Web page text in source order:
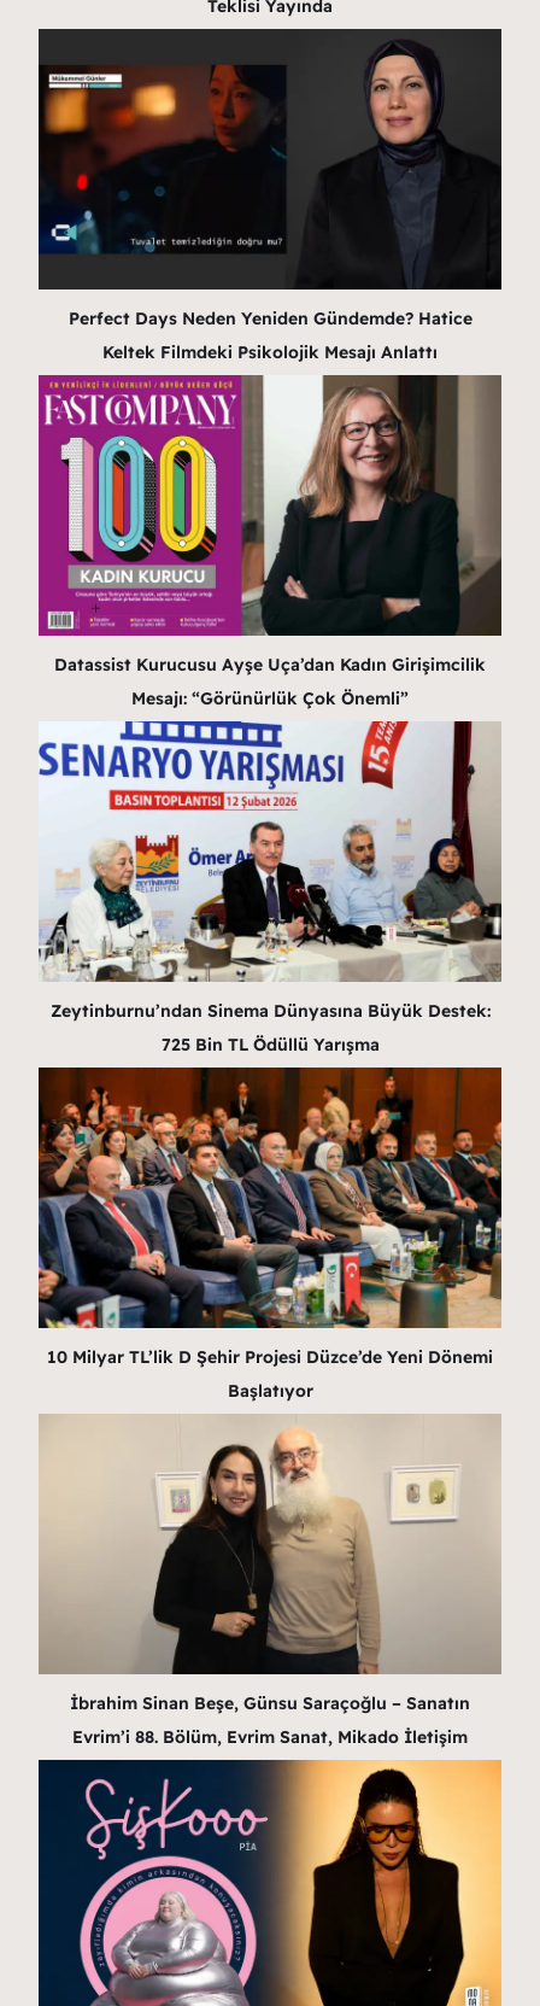
Teklisi Yayında
Perfect Days Neden Yeniden Gündemde? Hatice
Keltek Filmdeki Psikolojik Mesajı Anlattı
Datassist Kurucusu Ayşe Uça’dan Kadın Girişimcilik
Mesajı: “Görünürlük Çok Önemli”
Zeytinburnu’ndan Sinema Dünyasına Büyük Destek:
725 Bin TL Ödüllü Yarışma
10 Milyar TL’lik D Şehir Projesi Düzce’de Yeni Dönemi
Başlatıyor
İbrahim Sinan Beşe, Günsu Saraçoğlu – Sanatın
Evrim’i 88. Bölüm, Evrim Sanat, Mikado İletişim